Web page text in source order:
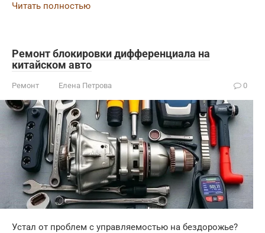
Читать полностью
Ремонт блокировки дифференциала на
китайском авто
Ремонт Елена Петрова 0
Устал от проблем с управляемостью на бездорожье?